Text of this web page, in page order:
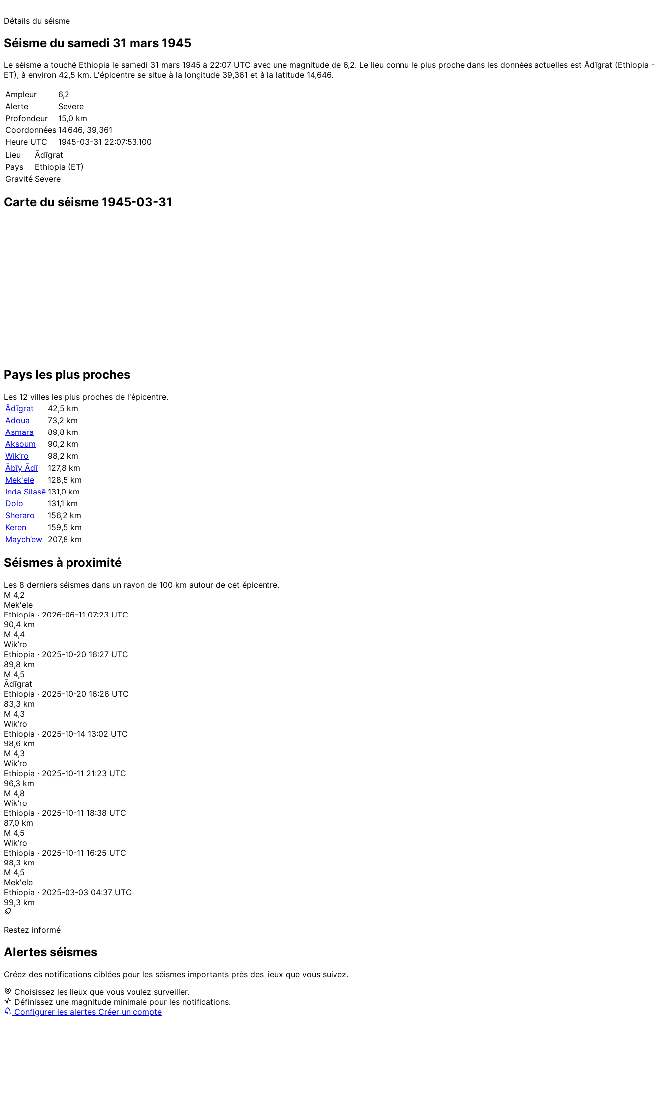
Détails du séisme
Séisme du samedi 31 mars 1945
Le séisme a touché Ethiopia le samedi 31 mars 1945 à 22:07 UTC avec une magnitude de 6,2. Le lieu connu le plus proche dans les données actuelles est Ādīgrat (Ethiopia -
ET), à environ 42,5 km. L'épicentre se situe à la longitude 39,361 et à la latitude 14,646.
Ampleur
6,2
Alerte
Severe
Profondeur
15,0 km
Coordonnées 14,646, 39,361
Heure UTC
1945-03-31 22:07:53.100
Lieu
Ādīgrat
Pays
Ethiopia (ET)
Gravité Severe
Carte du séisme 1945-03-31
Pays les plus proches
Les 12 villes les plus proches de l'épicentre.
Ādīgrat
42,5 km
Adoua
73,2 km
Asmara
89,8 km
Aksoum
90,2 km
Wik’ro
98,2 km
Ābīy Ādī
127,8 km
Mek'ele
128,5 km
Inda Silasē 131,0 km
Dolo
131,1 km
Sheraro
156,2 km
Keren
159,5 km
Maych’ew 207,8 km
Séismes à proximité
Les 8 derniers séismes dans un rayon de 100 km autour de cet épicentre.
M 4,2
Mek'ele
Ethiopia · 2026-06-11 07:23 UTC
90,4 km
M 4,4
Wik’ro
Ethiopia · 2025-10-20 16:27 UTC
89,8 km
M 4,5
Ādīgrat
Ethiopia · 2025-10-20 16:26 UTC
83,3 km
M 4,3
Wik’ro
Ethiopia · 2025-10-14 13:02 UTC
98,6 km
M 4,3
Wik’ro
Ethiopia · 2025-10-11 21:23 UTC
96,3 km
M 4,8
Wik’ro
Ethiopia · 2025-10-11 18:38 UTC
87,0 km
M 4,5
Wik’ro
Ethiopia · 2025-10-11 16:25 UTC
98,3 km
M 4,5
Mek'ele
Ethiopia · 2025-03-03 04:37 UTC
99,3 km
Restez informé
Alertes séismes
Créez des notifications ciblées pour les séismes importants près des lieux que vous suivez.
Choisissez les lieux que vous voulez surveiller.
Définissez une magnitude minimale pour les notifications.
Configurer les alertes Créer un compte